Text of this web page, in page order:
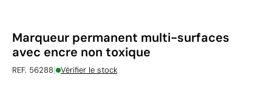
Marqueur permanent multi-surfaces
avec encre non toxique
REF. 56288| Vérifier le stock